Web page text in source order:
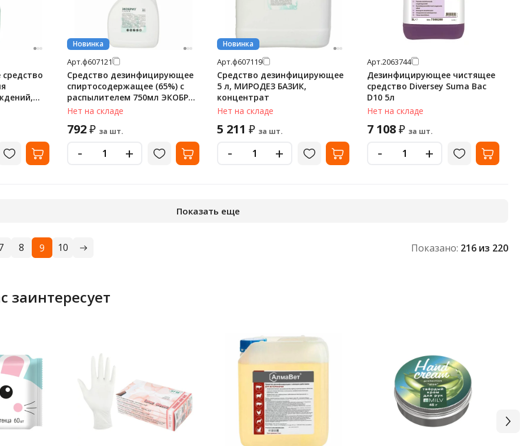
Новинка
Арт.ф607121
Средство дезинфицирующее
спиртосодержащее (65%) с
распылителем 750мл ЭКОБРИЗ
СПРЕЙ, готовый раствор
Нет на складе
792₽ за шт.
- +
Новинка
Арт.ф607119
Средство дезинфицирующее
5 л, МИРОДЕЗ БАЗИК,
концентрат
Нет на складе
5 211 ₽ за шт.
- +
Арт.2063744
Дезинфицирующее чистящее
средство Diversey Suma Bac
D10 5л
Нет на складе
7 108₽ за шт.
- +
Показать еще
8 9 10 Показано: 216 из 220
заинтересует